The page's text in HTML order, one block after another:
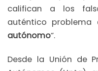
califican a los
auténtico problema
autónomo“.
Desde la Unión de